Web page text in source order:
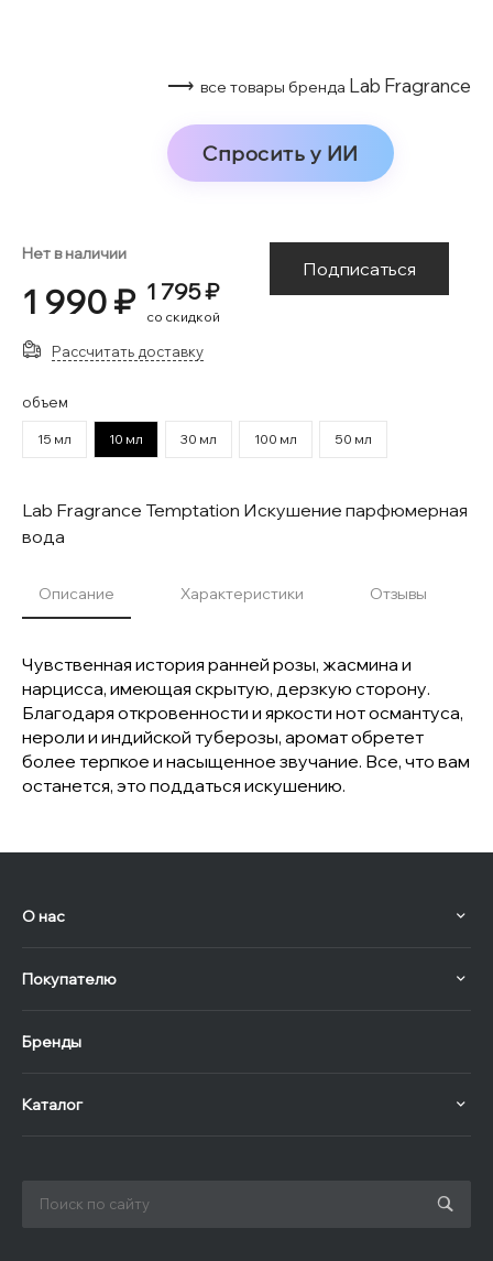
⟶ все товары бренда Lab Fragrance
Спросить у ИИ
Нет в наличии
1 990 ₽ 1 795 ₽
со скидкой
Подписаться
Рассчитать доставку
объем
15 мл 10 мл 30 мл 100 мл 50 мл
Lab Fragrance Temptation Искушение парфюмерная
вода
Описание Характеристики Отзывы
Чувственная история ранней розы, жасмина и
нарцисса, имеющая скрытую, дерзкую сторону.
Благодаря откровенности и яркости нот османтуса,
нероли и индийской туберозы, аромат обретет
более терпкое и насыщенное звучание. Все, что вам
останется, это поддаться искушению.
О нас
Покупателю
Бренды
Каталог